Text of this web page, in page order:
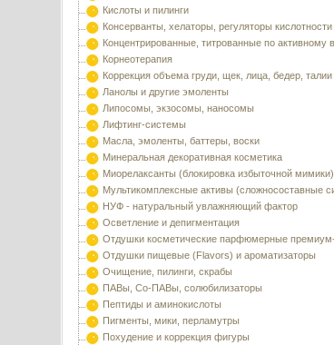
Кислоты и пилинги
Консерванты, хелаторы, регуляторы кислотности
Концентрированные, титрованные по активному
Корнеотерапия
Коррекция объема груди, щек, лица, бедер, талии
Ланолы и другие эмоленты
Липосомы, экзосомы, наносомы
Лифтинг-системы
Масла, эмоленты, баттеры, воски
Минеральная декоративная косметика
Миорелаксанты (блокировка избыточной мимики)
Мультикомплексные активы (сложносоставные
НУФ - натуральный увлажняющий фактор
Осветление и депигментация
Отдушки косметические парфюмерные
Отдушки пищевые (Flavors) и ароматизаторы
Очищение, пилинги, скрабы
ПАВы, Со-ПАВы, солюбилизаторы
Пептиды и аминокислоты
Пигменты, мики, перламутры
Похудение и коррекция фигуры